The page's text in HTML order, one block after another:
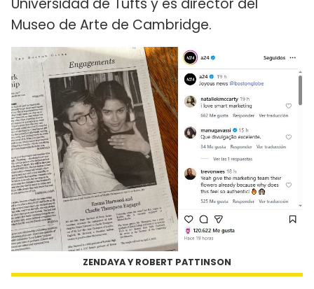
Museo de Arte de Cambridge.
ZENDAYA Y ROBERT PATTINSON